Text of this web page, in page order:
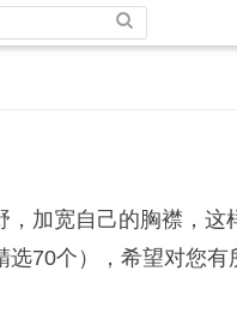
加宽自己的胸襟，这
70个），希望对您有